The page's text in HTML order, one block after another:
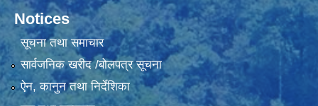
Notices
सूचना तथा समाचार
सार्वजनिक खरीद /बोलपत्र सूचना
ऐन, कानुन तथा निर्देशिका
कर तथा शुल्कहरु